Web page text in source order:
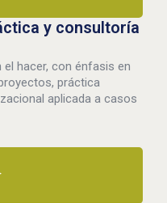
y consultoría
hacer, con énfasis en
práctica
aplicada a casos